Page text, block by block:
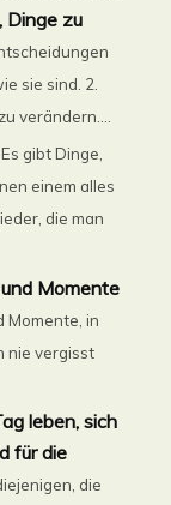
Dinge zu
sie sind. 2.
verändern....
Es gibt Dinge,
einem alles
die man
Momente
Momente, in
nie vergisst
leben, sich
für die
die